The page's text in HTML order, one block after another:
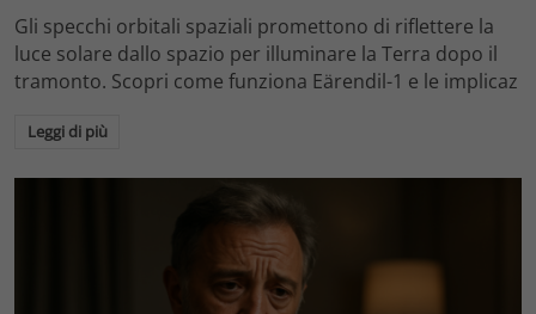
Gli specchi orbitali spaziali promettono di riflettere la
luce solare dallo spazio per illuminare la Terra dopo il
tramonto. Scopri come funziona Eärendil-1 e le implicaz
Leggi di più